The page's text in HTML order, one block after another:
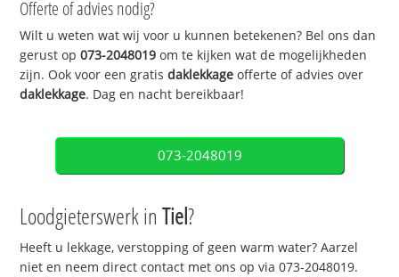
Offerte of advies nodig?
Wilt u weten wat wij voor u kunnen betekenen? Bel ons dan
gerust op073-2048019 om te kijken wat de mogelijkheden
zijn. Ook voor een gratisdaklekkage offerte of advies over
daklekkage. Dag en nacht bereikbaar!
073-2048019
Loodgieterswerk inTiel?
Heeft u lekkage, verstopping of geen warm water? Aarzel
niet en neem direct contact met ons op via 073-2048019.